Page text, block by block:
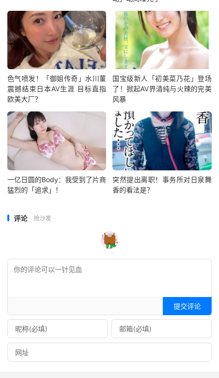
色气喷发！「御姐传奇」水川菫
震撼结束日本AV生涯 目标直指
欧美大厂？
国宝级新人「初美菜乃花」登场
了！掀起AV界清纯与火辣的完美
风暴
一亿日圆的Body：我受到了片商
猛烈的「追求」！
突然提出离职！事务所对日泉舞
香的看法是？
评论 抢沙发
提交评论